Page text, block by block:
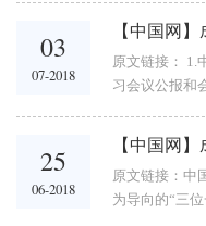
机版本] [扫
03
07-2018
原文链接： 1.中国网报道：成都航空职业技术学院组织学
习会议公报和会议精神 2.一点资讯
航空职业技术
25
06-2018
原文链接：中
为导向的“三位一